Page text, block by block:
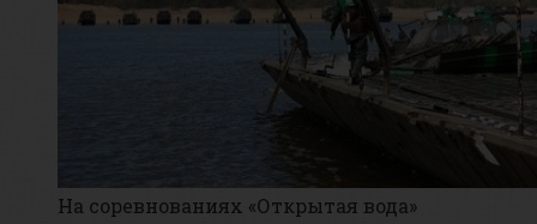
На соревнованиях «Открытая вода»